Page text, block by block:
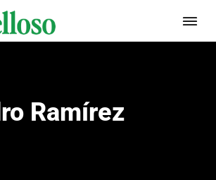
Ramírez